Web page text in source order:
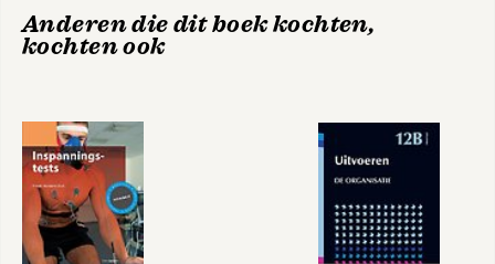
samenwerken
6. Bedrijfsvoering: regie in control
Literatuurlijst
Over de auteurs
Trefwoordenregister
Anderen die dit boek kochten,
kochten ook